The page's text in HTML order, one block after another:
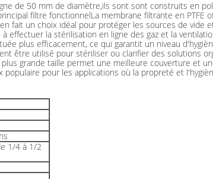
de 50 mm de diamètre,ils sont sont construits en
filtre fonctionnelLa membrane filtrante en
fait un choix idéal pour protéger les sources de vide
effectuer la stérilisation en ligne des gaz et la
plus efficacement, ce qui garantit un niveau
être utilisé pour stériliser ou clarifier des solutions
grande taille permet une meilleure couverture et
pour les applications où la propreté et
1/4 à 1/2